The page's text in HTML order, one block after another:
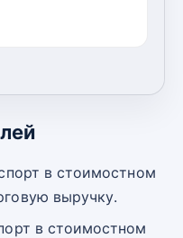
в стоимостном
выручку.
в стоимостном